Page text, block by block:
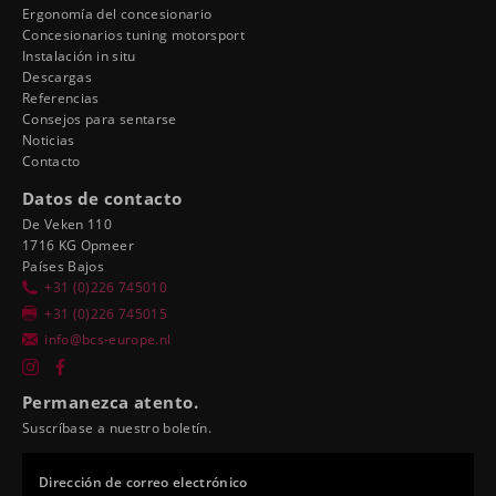
Ergonomía del concesionario
Concesionarios tuning motorsport
Instalación in situ
Descargas
Referencias
Consejos para sentarse
Noticias
Contacto
Datos de contacto
De Veken 110
1716 KG Opmeer
Países Bajos
+31 (0)226 745010
+31 (0)226 745015
info@bcs-europe.nl
Permanezca atento.
Suscríbase a nuestro boletín.
Dirección de correo electrónico